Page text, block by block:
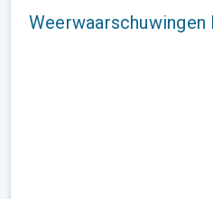
Weerwaarschuwingen